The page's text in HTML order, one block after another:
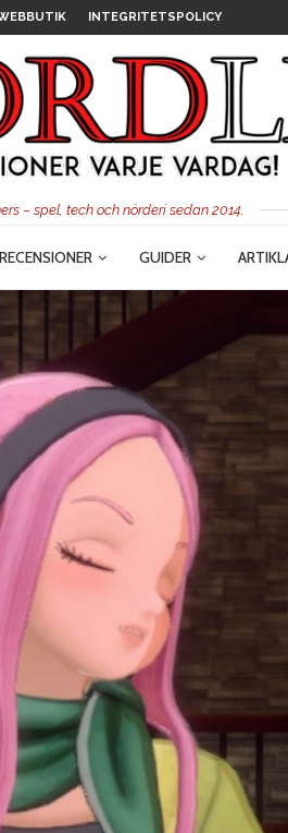
INTEGRITETSPOLICY
– spel, tech och nörderi sedan 2014.
GUIDER